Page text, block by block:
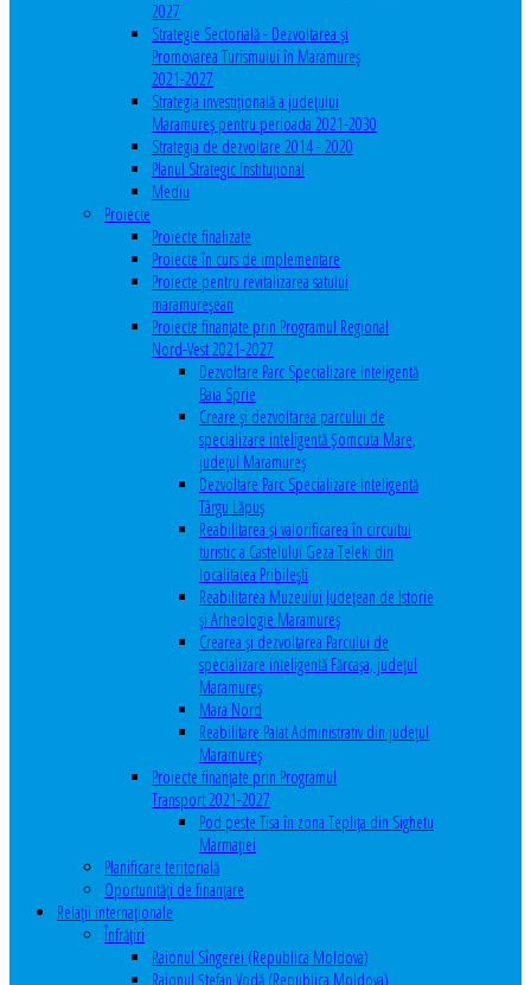
2027
Strategie Sectorială - Dezvoltarea și
Promovarea Turismului în Maramureș
2021-2027
Strategia investiţională a județului
Maramureș pentru perioada 2021-2030
Strategia de dezvoltare 2014 - 2020
Planul Strategic Instituţional
Mediu
Proiecte
Proiecte finalizate
Proiecte în curs de implementare
Proiecte pentru revitalizarea satului
maramureşean
Proiecte finanțate prin Programul Regional
Nord-Vest 2021-2027
Dezvoltare Parc Specializare Inteligentă
Baia Sprie
Creare și dezvoltarea parcului de
specializare inteligentă Șomcuta Mare,
județul Maramureș
Dezvoltare Parc Specializare Inteligentă
Târgu Lăpuș
Reabilitarea și valorificarea în circuitul
turistic a Castelului Geza Teleki din
localitatea Pribilești
Reabilitarea Muzeului Județean de Istorie
și Arheologie Maramureș
Crearea și dezvoltarea Parcului de
specializare inteligentă Fărcașa, județul
Maramureș
Mara Nord
Reabilitare Palat Administrativ din județul
Maramureș
Proiecte finanțate prin Programul
Transport 2021-2027
Pod peste Tisa în zona Teplița din Sighetu
Marmației
Planificare teritorială
Oportunităţi de finanţare
Relaţii internaţionale
Înfrăţiri
Raionul Sîngerei (Republica Moldova)
Raionul Ștefan Vodă (Republica Moldova)